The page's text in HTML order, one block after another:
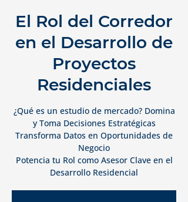
El Rol del Corredor
en el Desarrollo de
Proyectos
Residenciales
¿Qué es un estudio de mercado? Domina
y Toma Decisiones Estratégicas
Transforma Datos en Oportunidades de
Negocio
Potencia tu Rol como Asesor Clave en el
Desarrollo Residencial